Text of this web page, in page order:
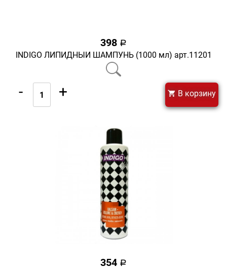
398 a
INDIGO ЛИПИДНЫЙ ШАМПУНЬ (1000 мл) арт.11201
- + В корзину
354 a